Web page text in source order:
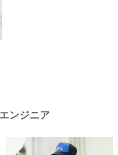
ンジニア